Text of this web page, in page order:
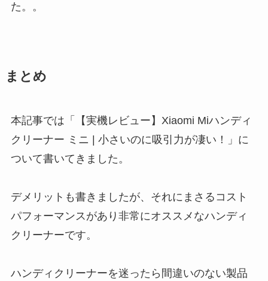
た。。
まとめ
本記事では「【実機レビュー】Xiaomi Miハンディ
クリーナー ミニ | 小さいのに吸引力が凄い！」に
ついて書いてきました。
デメリットも書きましたが、それにまさるコスト
パフォーマンスがあり非常にオススメなハンディ
クリーナーです。
ハンディクリーナーを迷ったら間違いのない製品